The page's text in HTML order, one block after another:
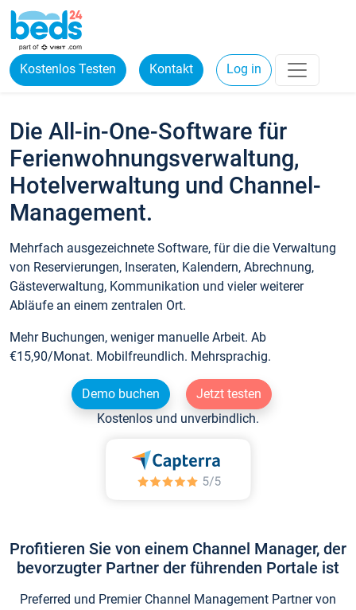
Kostenlos Testen Kontakt Log in
Die All-in-One-Software für
Ferienwohnungsverwaltung,
Hotelverwaltung und Channel-
Management.
Mehrfach ausgezeichnete Software, für die die Verwaltung
von Reservierungen, Inseraten, Kalendern, Abrechnung,
Gästeverwaltung, Kommunikation und vieler weiterer
Abläufe an einem zentralen Ort.
Mehr Buchungen, weniger manuelle Arbeit. Ab
€15,90/Monat. Mobilfreundlich. Mehrsprachig.
Demo buchen
Jetzt testen
Kostenlos und unverbindlich.
Profitieren Sie von einem Channel Manager, der
bevorzugter Partner der führenden Portale ist
Preferred und Premier Channel Management Partner von